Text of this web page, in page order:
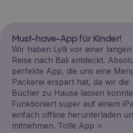
Must-have-App für Kinder!
Wir haben Lylli vor einer langen
Reise nach Bali entdeckt.
perfekte App, die uns eine
Packerei erspart hat, da wir die
Bücher zu Hause lassen
Funktioniert super auf einem
einfach offline herunterladen
mitnehmen. Tolle App ⭐️